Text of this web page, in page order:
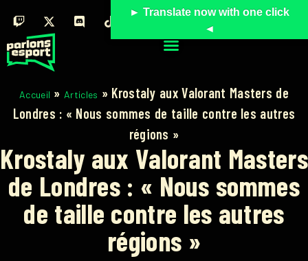
Accueil » Articles » Krostaly aux Valorant Masters de
Londres : « Nous sommes de taille contre les autres
régions »
Krostaly aux Valorant Masters
de Londres : « Nous sommes
de taille contre les autres
régions »
► Translate now with one click
◄